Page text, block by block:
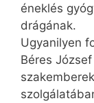
éneklés
drágának.
Ugyanilyen
Béres